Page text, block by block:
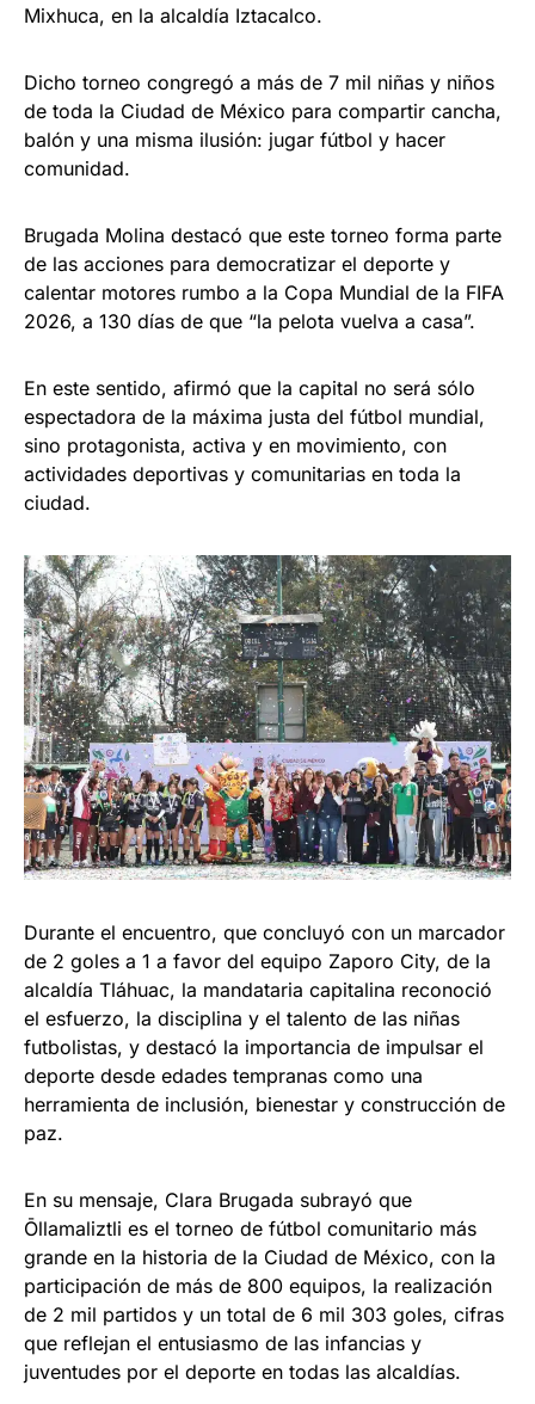
Mixhuca, en la alcaldía Iztacalco.
Dicho torneo congregó a más de 7 mil niñas y niños
de toda la Ciudad de México para compartir cancha,
balón y una misma ilusión: jugar fútbol y hacer
comunidad.
Brugada Molina destacó que este torneo forma parte
de las acciones para democratizar el deporte y
calentar motores rumbo a la Copa Mundial de la FIFA
2026, a 130 días de que “la pelota vuelva a casa”.
En este sentido, afirmó que la capital no será sólo
espectadora de la máxima justa del fútbol mundial,
sino protagonista, activa y en movimiento, con
actividades deportivas y comunitarias en toda la
ciudad.
Durante el encuentro, que concluyó con un marcador
de 2 goles a 1 a favor del equipo Zaporo City, de la
alcaldía Tláhuac, la mandataria capitalina reconoció
el esfuerzo, la disciplina y el talento de las niñas
futbolistas, y destacó la importancia de impulsar el
deporte desde edades tempranas como una
herramienta de inclusión, bienestar y construcción de
paz.
En su mensaje, Clara Brugada subrayó que
Ōllamaliztli es el torneo de fútbol comunitario más
grande en la historia de la Ciudad de México, con la
participación de más de 800 equipos, la realización
de 2 mil partidos y un total de 6 mil 303 goles, cifras
que reflejan el entusiasmo de las infancias y
juventudes por el deporte en todas las alcaldías.